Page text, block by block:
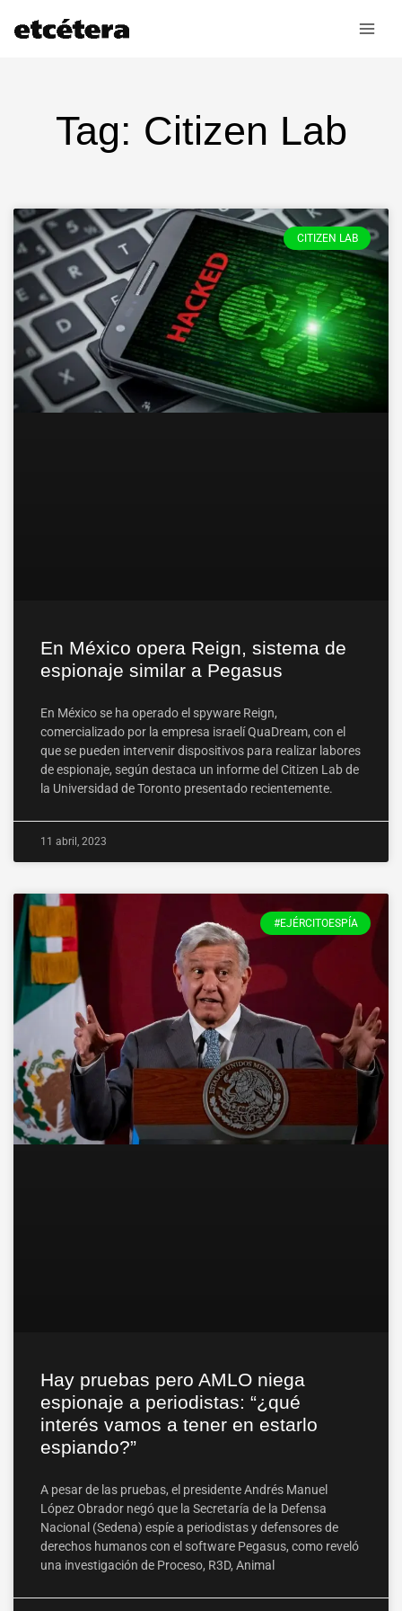
Tag: Citizen Lab
CITIZEN LAB
En México opera Reign, sistema de
espionaje similar a Pegasus
En México se ha operado el spyware Reign,
comercializado por la empresa israelí QuaDream, con el
que se pueden intervenir dispositivos para realizar labores
de espionaje, según destaca un informe del Citizen Lab de
la Universidad de Toronto presentado recientemente.
11 abril, 2023
#EJÉRCITOESPÍA
Hay pruebas pero AMLO niega
espionaje a periodistas: “¿qué
interés vamos a tener en estarlo
espiando?”
A pesar de las pruebas, el presidente Andrés Manuel
López Obrador negó que la Secretaría de la Defensa
Nacional (Sedena) espíe a periodistas y defensores de
derechos humanos con el software Pegasus, como reveló
una investigación de Proceso, R3D, Animal